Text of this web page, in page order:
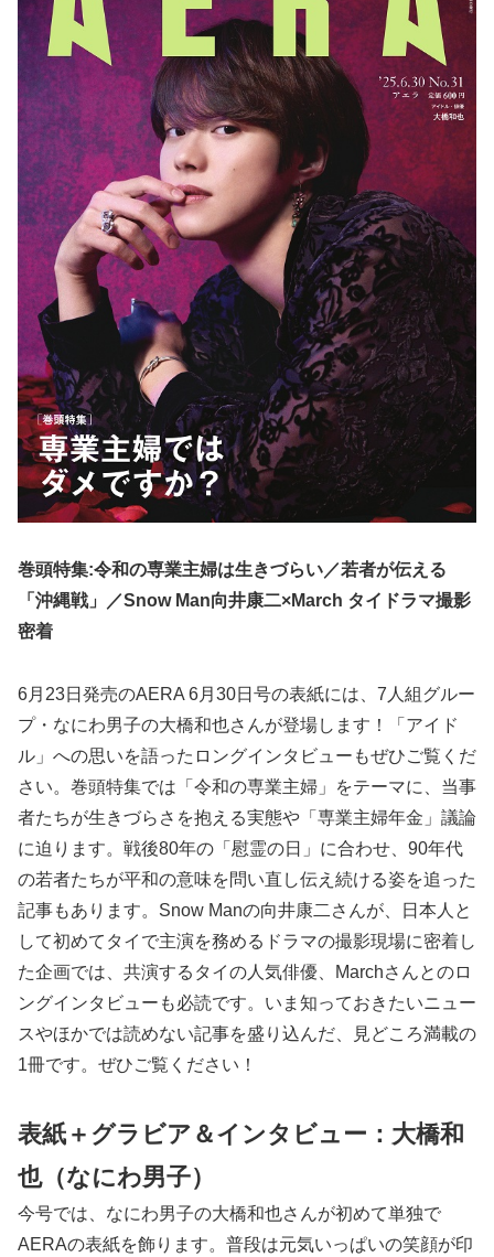
巻頭特集:令和の専業主婦は生きづらい／若者が伝える
「沖縄戦」／Snow Man向井康二×March タイドラマ撮影
密着
6月23日発売のAERA 6月30日号の表紙には、7人組グルー
プ・なにわ男子の大橋和也さんが登場します！「アイド
ル」への思いを語ったロングインタビューもぜひご覧くだ
さい。巻頭特集では「令和の専業主婦」をテーマに、当事
者たちが生きづらさを抱える実態や「専業主婦年金」議論
に迫ります。戦後80年の「慰霊の日」に合わせ、90年代
の若者たちが平和の意味を問い直し伝え続ける姿を追った
記事もあります。Snow Manの向井康二さんが、日本人と
して初めてタイで主演を務めるドラマの撮影現場に密着し
た企画では、共演するタイの人気俳優、Marchさんとのロ
ングインタビューも必読です。いま知っておきたいニュー
スやほかでは読めない記事を盛り込んだ、見どころ満載の
1冊です。ぜひご覧ください！
表紙＋グラビア＆インタビュー：大橋和
也（なにわ男子）
今号では、なにわ男子の大橋和也さんが初めて単独で
AERAの表紙を飾ります。普段は元気いっぱいの笑顔が印